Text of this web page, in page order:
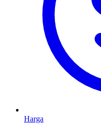
Harga